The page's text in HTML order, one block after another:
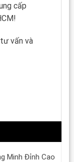
cấp
vấn và
Minh Đỉnh Cao